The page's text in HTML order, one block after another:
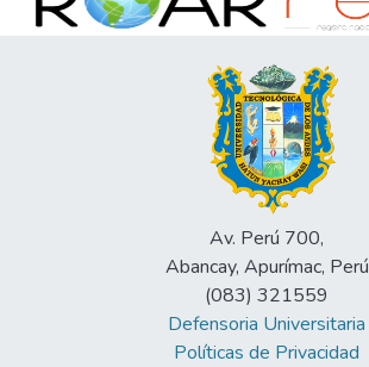
Av. Perú 700,
Abancay, Apurímac, Perú
(083) 321559
Defensoria Universitaria
Políticas de Privacidad